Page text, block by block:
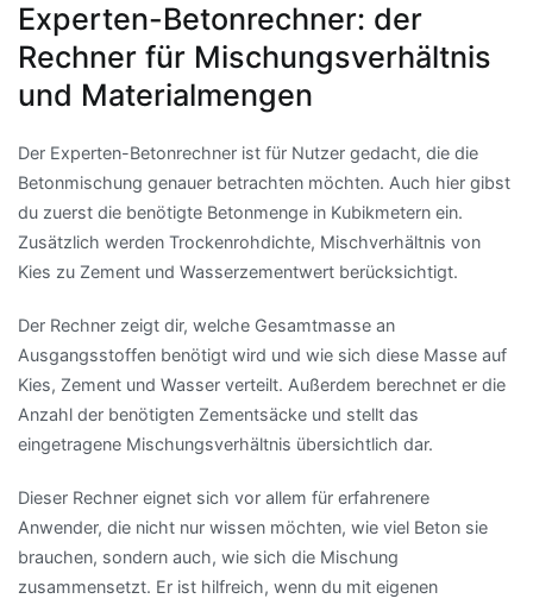
Experten-Betonrechner: der
Rechner für Mischungsverhältnis
und Materialmengen
Der Experten-Betonrechner ist für Nutzer gedacht, die die
Betonmischung genauer betrachten möchten. Auch hier gibst
du zuerst die benötigte Betonmenge in Kubikmetern ein.
Zusätzlich werden Trockenrohdichte, Mischverhältnis von
Kies zu Zement und Wasserzementwert berücksichtigt.
Der Rechner zeigt dir, welche Gesamtmasse an
Ausgangsstoffen benötigt wird und wie sich diese Masse auf
Kies, Zement und Wasser verteilt. Außerdem berechnet er die
Anzahl der benötigten Zementsäcke und stellt das
eingetragene Mischungsverhältnis übersichtlich dar.
Dieser Rechner eignet sich vor allem für erfahrenere
Anwender, die nicht nur wissen möchten, wie viel Beton sie
brauchen, sondern auch, wie sich die Mischung
zusammensetzt. Er ist hilfreich, wenn du mit eigenen